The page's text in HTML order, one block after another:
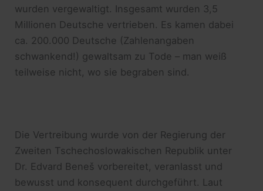
wurden vergewaltigt. Insgesamt wurden 3,5
Millionen Deutsche vertrieben. Es kamen dabei
ca. 200.000 Deutsche (Zahlenangaben
schwankend!) gewaltsam zu Tode – man weiß
teilweise nicht, wo sie begraben sind.
Die Vertreibung wurde von der Regierung der
Zweiten Tschechoslowakischen Republik unter
Dr. Edvard Beneš vorbereitet, veranlasst und
bewusst und konsequent durchgeführt. Laut